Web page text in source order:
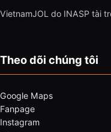
VietnamJOL do INASP tài
Theo dõi chúng tôi
Google Maps
Fanpage
Instagram